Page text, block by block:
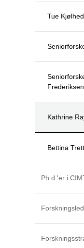
Tue
Frederiksen
Kathrine
Bettina
Ph.d.'er i